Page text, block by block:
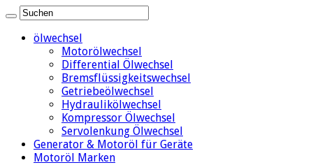
ölwechsel
Motorölwechsel
Differential Ölwechsel
Bremsflüssigkeitswechsel
Getriebeölwechsel
Hydraulikölwechsel
Kompressor Ölwechsel
Servolenkung Ölwechsel
Generator & Motoröl für Geräte
Motoröl Marken